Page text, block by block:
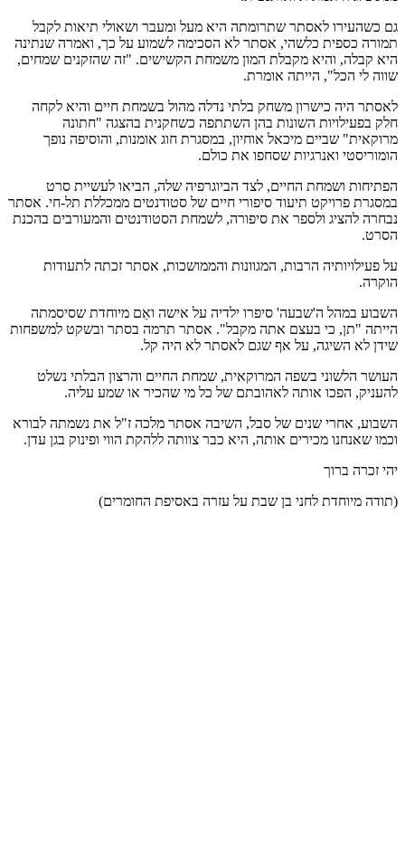
גם כשהעירו לאסתר שתרומתה היא מעל ומעבר ושאולי תיאות לקבל
תמורה כספית כלשהי, אסתר לא הסכימה לשמוע על כך, ואמרה שנתינה
היא קבלה, והיא מקבלת המון משמחת הקשישים. "זה שהזקנים שמחים,
שווה לי הכל", הייתה אומרת.
לאסתר היה כישרון משחק בלתי נדלה מהול בשמחת חיים והיא לקחה
חלק בפעילויות השונות בהן השתתפה כשחקנית בהצגה "חתונה
מרוקאית" שביים מיכאל אוחיון, במסגרת חוג אומנות, והוסיפה נופך
הומוריסטי ואנרגיות שסחפו את כולם.
הפתיחות ושמחת החיים, לצד הביוגרפיה שלה, הביאו לעשיית סרט
במסגרת פרויקט תיעוד סיפורי חיים של סטודנטים ממכללת תל-חי. אסתר
נבחרה להציג ולספר את סיפורה, לשמחת הסטודנטים והמעורבים בהכנת
הסרט.
על פעילויותיה הרבות, המגוונות והממושכות, אסתר זכתה לתעודות
הוקרה.
השבוע במהל ה'שבעה' סיפרו ילדיה על אישה ואֵם מיוחדת שסיסמתה
הייתה "תן, כי בעצם אתה מקבל". אסתר תרמה בסתר ובשקט למשפחות
שידן לא השיגה, על אף שגם לאסתר לא היה קל.
העושר הלשוני בשפה המרוקאית, שמחת החיים והרצון הבלתי נשלט
להעניק, הפכו אותה לאהובתם של כל מי שהכיר או שמע עליה.
השבוע, אחרי שנים של סבל, השיבה אסתר מלכה ז"ל את נשמתה לבורא
וכמו שאנחנו מכירים אותה, היא כבר צוותה ללהקת הווי ופינוק בגן עדן.
יהי זכרה ברוך
(תודה מיוחדת לחני בן שבת על עזרה באסיפת החומרים)